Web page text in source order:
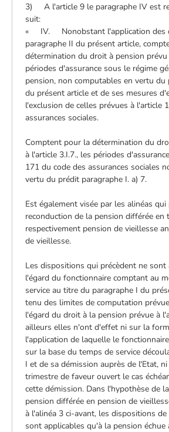
3) A l'article 9 le paragraphe IV est
suit:
« IV. Nonobstant l'application des
paragraphe II du présent article,
détermination du droit à pension prévu
périodes d'assurance sous le régime
pension, non computables en vertu du
du présent article et de ses mesures
l'exclusion de celles prévues à l'article
assurances sociales.
Comptent pour la détermination du
à l'article 3.I.7., les périodes
171 du code des assurances sociales
vertu du prédit paragraphe I. a) 7.
Est également visée par les alinéas
reconduction de la pension différée en
respectivement pension de vieillesse
de vieillesse.
Les dispositions qui précèdent ne sont
l'égard du fonctionnaire comptant au
service au titre du paragraphe I du
tenu des limites de computation
l'égard du droit à la pension prévue à
ailleurs elles n'ont d'effet ni sur la
l'application de laquelle le
sur la base du temps de service
I et de sa démission auprès de l'Etat,
trimestre de faveur ouvert le cas
cette démission. Dans l'hypothèse de
pension différée en pension de
à l'alinéa 3 ci-avant, les dispositions
sont applicables qu'à la pension échue